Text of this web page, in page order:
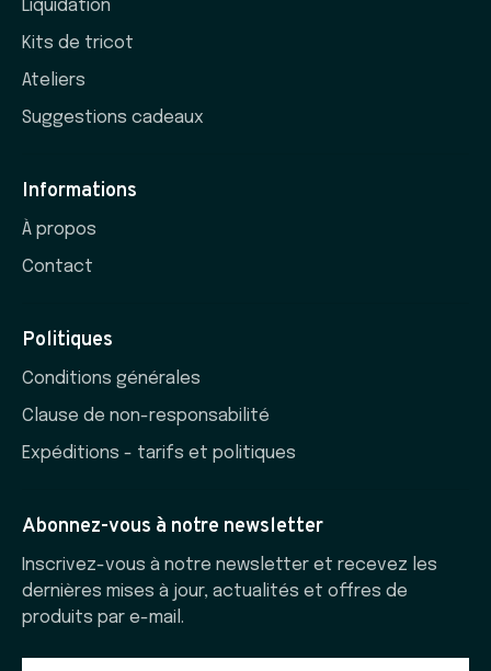
Liquidation
Kits de tricot
Ateliers
Suggestions cadeaux
Informations
À propos
Contact
Politiques
Conditions générales
Clause de non-responsabilité
Expéditions - tarifs et politiques
Abonnez-vous à notre newsletter
Inscrivez-vous à notre newsletter et recevez les
dernières mises à jour, actualités et offres de
produits par e-mail.